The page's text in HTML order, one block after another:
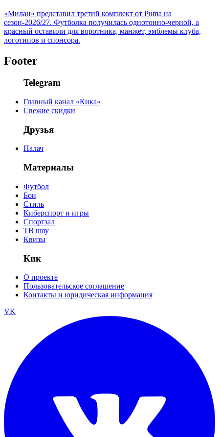
«Милан» представил третий комплект от Puma на
сезон-2026/27. Футболка получилась однотонно-черной, а
красный оставили для воротника, манжет, эмблемы клуба,
логотипов и спонсора.
Footer
Telegram
Главный канал «Кика»
Свежие скидки
Друзья
Палач
Материалы
Футбол
Бои
Стиль
Киберспорт и игры
Спортзал
ТВ шоу
Квизы
Кик
О проекте
Пользовательское соглашение
Контакты и юридическая информация
VK